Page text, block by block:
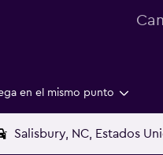
en el mismo punto